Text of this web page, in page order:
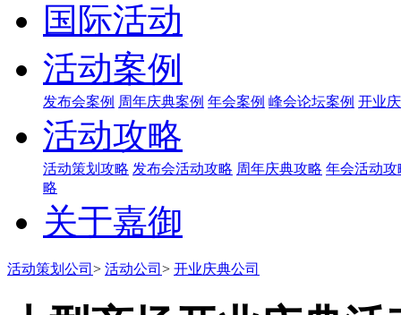
国际活动
活动案例
发布会案例 周年庆典案例 年会案例 峰会论坛案例 开业
活动攻略
活动策划攻略 发布会活动攻略 周年庆典攻略 年会活动攻
略
关于嘉御
活动策划公司 > 活动公司 > 开业庆典公司